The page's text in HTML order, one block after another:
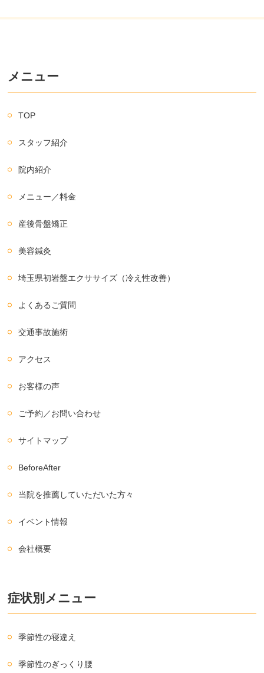
メニュー
TOP
スタッフ紹介
院内紹介
メニュー／料金
産後骨盤矯正
美容鍼灸
埼玉県初岩盤エクササイズ（冷え性改善）
よくあるご質問
交通事故施術
アクセス
お客様の声
ご予約／お問い合わせ
サイトマップ
BeforeAfter
当院を推薦していただいた方々
イベント情報
会社概要
症状別メニュー
季節性の寝違え
季節性のぎっくり腰